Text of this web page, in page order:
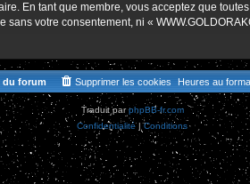
En tant que membre, vous acceptez que
votre consentement, ni «
du forum Heures au
Supprimer les cookies
Traduit parphpBB-fr.com
Confidentialité|Conditions